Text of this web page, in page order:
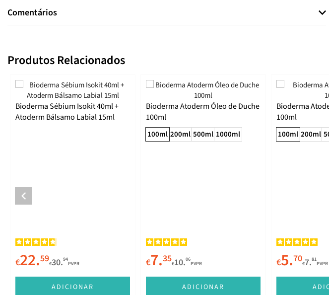
Comentários
Produtos Relacionados
Bioderma Sébium Isokit 40ml +
Atoderm Bálsamo Labial 15ml
€22.59€30.94
PVPR
ADICIONAR
Bioderma Atoderm Óleo de Duche
100ml
100ml 200ml 500ml 1000ml
€7.35€10.06
PVPR
ADICIONAR
Bioderma
100ml
100ml 200ml
€5.70€7.81
PVPR